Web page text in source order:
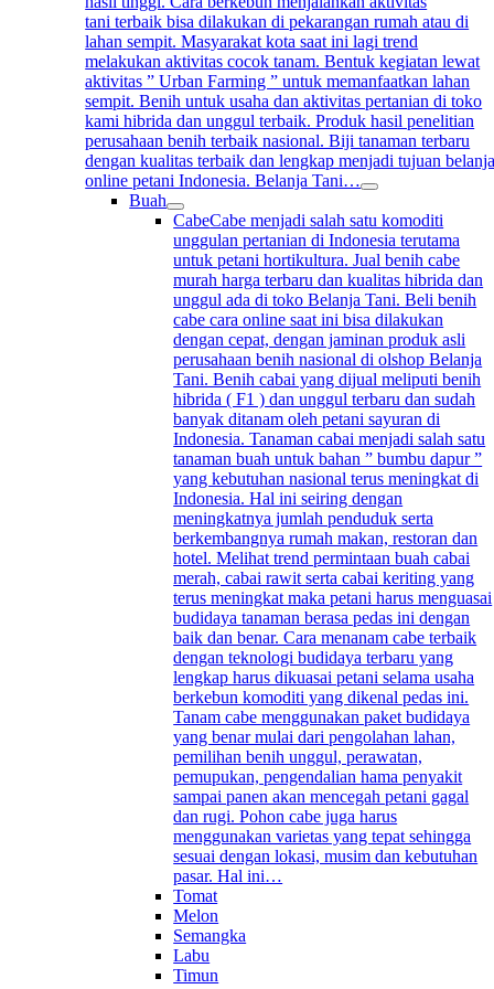
tani terbaik bisa dilakukan di pekarangan rumah atau di
lahan sempit. Masyarakat kota saat ini lagi trend
melakukan aktivitas cocok tanam. Bentuk kegiatan lewat
aktivitas ” Urban Farming ” untuk memanfaatkan lahan
sempit. Benih untuk usaha dan aktivitas pertanian di toko
kami hibrida dan unggul terbaik. Produk hasil penelitian
perusahaan benih terbaik nasional. Biji tanaman terbaru
dengan kualitas terbaik dan lengkap menjadi tujuan
online petani Indonesia. Belanja Tani…
Buah
CabeCabe menjadi salah satu komoditi
unggulan pertanian di Indonesia terutama
untuk petani hortikultura. Jual benih cabe
murah harga terbaru dan kualitas hibrida dan
unggul ada di toko Belanja Tani. Beli benih
cabe cara online saat ini bisa dilakukan
dengan cepat, dengan jaminan produk asli
perusahaan benih nasional di olshop Belanja
Tani. Benih cabai yang dijual meliputi benih
hibrida ( F1 ) dan unggul terbaru dan sudah
banyak ditanam oleh petani sayuran di
Indonesia. Tanaman cabai menjadi salah satu
tanaman buah untuk bahan ” bumbu dapur ”
yang kebutuhan nasional terus meningkat di
Indonesia. Hal ini seiring dengan
meningkatnya jumlah penduduk serta
berkembangnya rumah makan, restoran dan
hotel. Melihat trend permintaan buah cabai
merah, cabai rawit serta cabai keriting yang
terus meningkat maka petani harus menguasai
budidaya tanaman berasa pedas ini dengan
baik dan benar. Cara menanam cabe terbaik
dengan teknologi budidaya terbaru yang
lengkap harus dikuasai petani selama usaha
berkebun komoditi yang dikenal pedas ini.
Tanam cabe menggunakan paket budidaya
yang benar mulai dari pengolahan lahan,
pemilihan benih unggul, perawatan,
pemupukan, pengendalian hama penyakit
sampai panen akan mencegah petani gagal
dan rugi. Pohon cabe juga harus
menggunakan varietas yang tepat sehingga
sesuai dengan lokasi, musim dan kebutuhan
pasar. Hal ini…
Tomat
Melon
Semangka
Labu
Timun